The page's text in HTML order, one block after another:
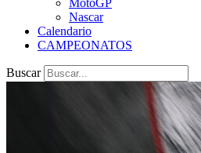
Nascar
Calendario
CAMPEONATOS
Buscar